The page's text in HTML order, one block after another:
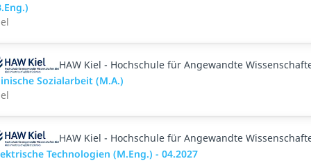
HAW Kiel - Hochschule für Angewandte
Sozialarbeit (M.A.)
HAW Kiel - Hochschule für Angewandte
Technologien (M.Eng.) - 04.2027